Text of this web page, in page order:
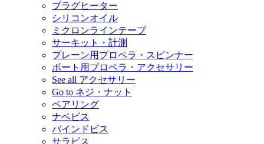
プラグヒーター
シリコンオイル
ミクロンラインテープ
サーキット・計測
プレーン用プロペラ・スピンナー
ボート用プロペラ・アクセサリー
See all アクセサリー
Go to ネジ・ナット
ベアリング
ナベビス
バインドビス
サラビス